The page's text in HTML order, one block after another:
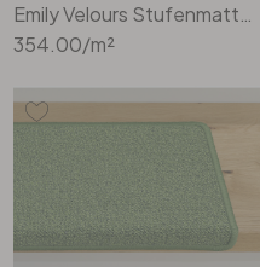
Emily Velours Stufenmatte Rechteckig Wunschmass in Crocodile
354.00/m²